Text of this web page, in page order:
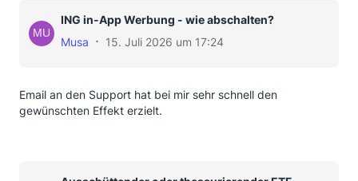
ING in-App Werbung - wie abschalten?
Musa
15. Juli 2026 um 17:24
Email an den Support hat bei mir sehr schnell den
gewünschten Effekt erzielt.